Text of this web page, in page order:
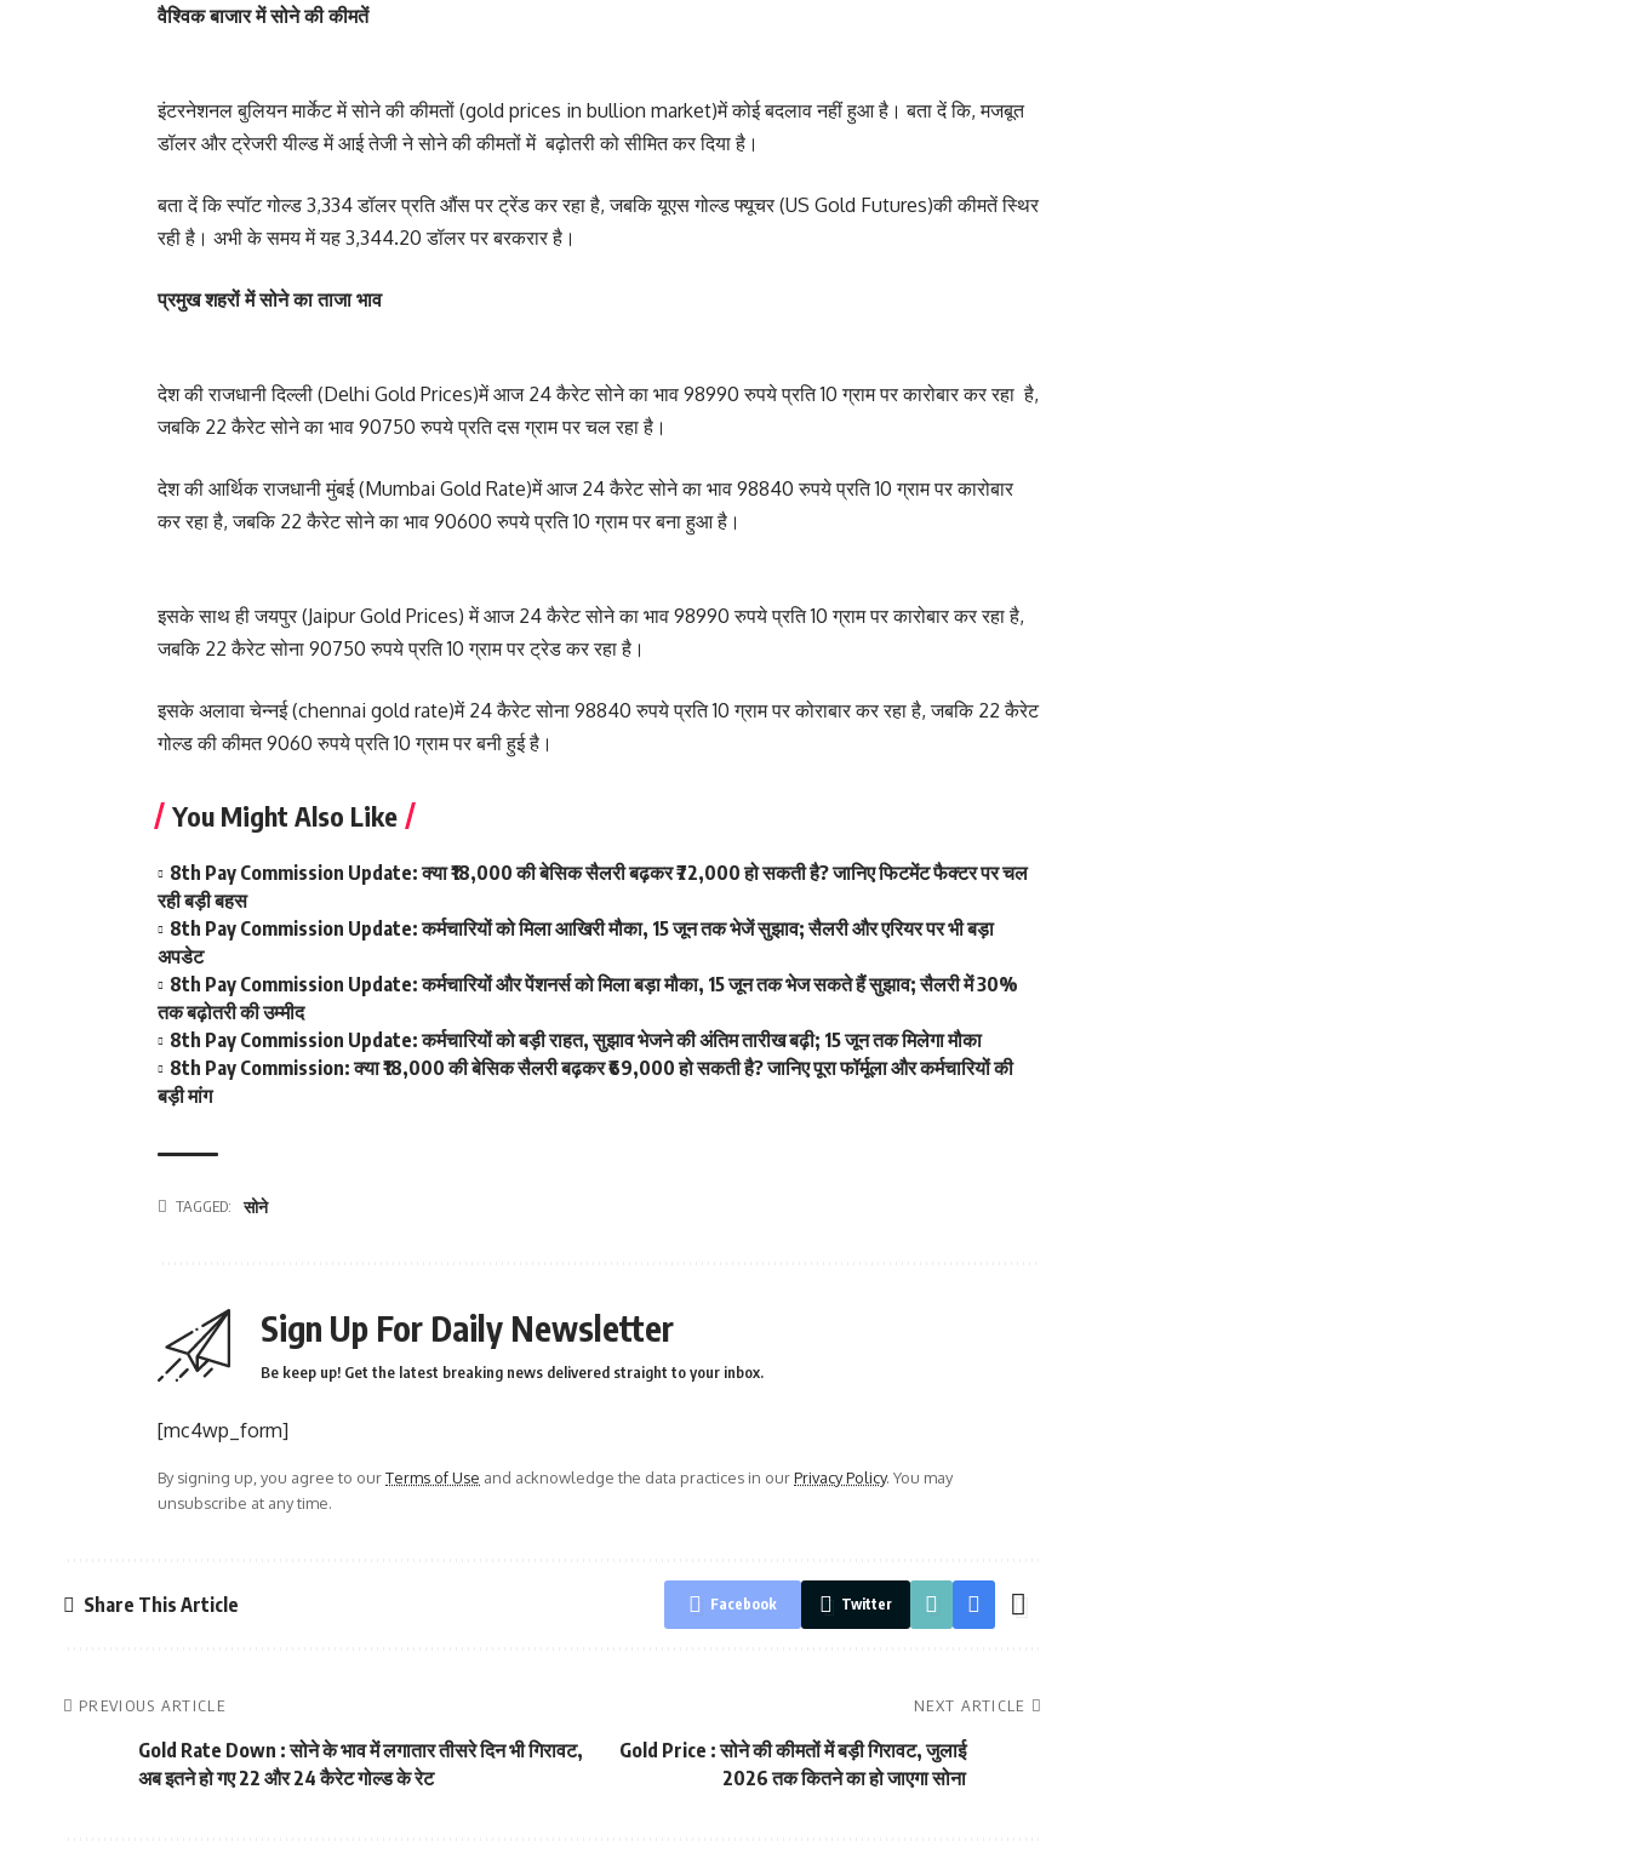
वैश्विक बाजार में सोने की कीमतें
इंटरनेशनल बुलियन मार्केट में सोने की कीमतों (gold prices in bullion market)में कोई बदलाव नहीं हुआ है। बता दें कि, मजबूत
डॉलर और ट्रेजरी यील्ड में आई तेजी ने सोने की कीमतों में बढ़ोतरी को सीमित कर दिया है।
बता दें कि स्पॉट गोल्ड 3,334 डॉलर प्रति औंस पर ट्रेंड कर रहा है, जबकि यूएस गोल्ड फ्यूचर (US Gold Futures)की कीमतें स्थिर
रही है। अभी के समय में यह 3,344.20 डॉलर पर बरकरार है।
प्रमुख शहरों में सोने का ताजा भाव
देश की राजधानी दिल्ली (Delhi Gold Prices)में आज 24 कैरेट सोने का भाव 98990 रुपये प्रति 10 ग्राम पर कारोबार कर रहा है,
जबकि 22 कैरेट सोने का भाव 90750 रुपये प्रति दस ग्राम पर चल रहा है।
देश की आर्थिक राजधानी मुंबई (Mumbai Gold Rate)में आज 24 कैरेट सोने का भाव 98840 रुपये प्रति 10 ग्राम पर कारोबार
कर रहा है, जबकि 22 कैरेट सोने का भाव 90600 रुपये प्रति 10 ग्राम पर बना हुआ है।
इसके साथ ही जयपुर (Jaipur Gold Prices) में आज 24 कैरेट सोने का भाव 98990 रुपये प्रति 10 ग्राम पर कारोबार कर रहा है,
जबकि 22 कैरेट सोना 90750 रुपये प्रति 10 ग्राम पर ट्रेड कर रहा है।
इसके अलावा चेन्नई (chennai gold rate)में 24 कैरेट सोना 98840 रुपये प्रति 10 ग्राम पर कोराबार कर रहा है, जबकि 22 कैरेट
गोल्ड की कीमत 9060 रुपये प्रति 10 ग्राम पर बनी हुई है।
You Might Also Like
8th Pay Commission Update: क्या ₹18,000 की बेसिक सैलरी बढ़कर ₹72,000 हो सकती है? जानिए फिटमेंट फैक्टर पर चल
रही बड़ी बहस
8th Pay Commission Update: कर्मचारियों को मिला आखिरी मौका, 15 जून तक भेजें सुझाव; सैलरी और एरियर पर भी बड़ा
अपडेट
8th Pay Commission Update: कर्मचारियों और पेंशनर्स को मिला बड़ा मौका, 15 जून तक भेज सकते हैं सुझाव; सैलरी में 30%
तक बढ़ोतरी की उम्मीद
8th Pay Commission Update: कर्मचारियों को बड़ी राहत, सुझाव भेजने की अंतिम तारीख बढ़ी; 15 जून तक मिलेगा मौका
8th Pay Commission: क्या ₹18,000 की बेसिक सैलरी बढ़कर ₹69,000 हो सकती है? जानिए पूरा फॉर्मूला और कर्मचारियों की
बड़ी मांग
TAGGED: सोने
Sign Up For Daily Newsletter
Be keep up! Get the latest breaking news delivered straight to your inbox.
[mc4wp_form]
By signing up, you agree to ourTerms of Use and acknowledge the data practices in ourPrivacy Policy. You may
unsubscribe at any time.
Share This Article Facebook Twitter
PREVIOUS ARTICLE
Gold Rate Down : सोने के भाव में लगातार तीसरे दिन भी गिरावट,
अब इतने हो गए 22 और 24 कैरेट गोल्ड के रेट
NEXT ARTICLE
Gold Price : सोने की कीमतों में बड़ी गिरावट, जुलाई
2026 तक कितने का हो जाएगा सोना